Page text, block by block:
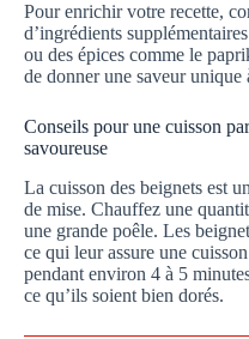
Pour enrichir votre recette,
d’ingrédients
ou des épices comme le
de donner une saveur unique
Conseils pour une cuisson
savoureuse
La cuisson des beignets est
de mise. Chauffez une
une grande poêle. Les
ce qui leur assure une
pendant environ 4 à 5
ce qu’ils soient bien dorés.